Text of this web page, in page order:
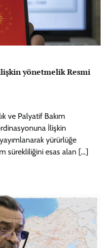
yönetmelik Resmi
ve Palyatif Bakım
İlişkin
yürürlüğe
sürekliliğini esas alan […]